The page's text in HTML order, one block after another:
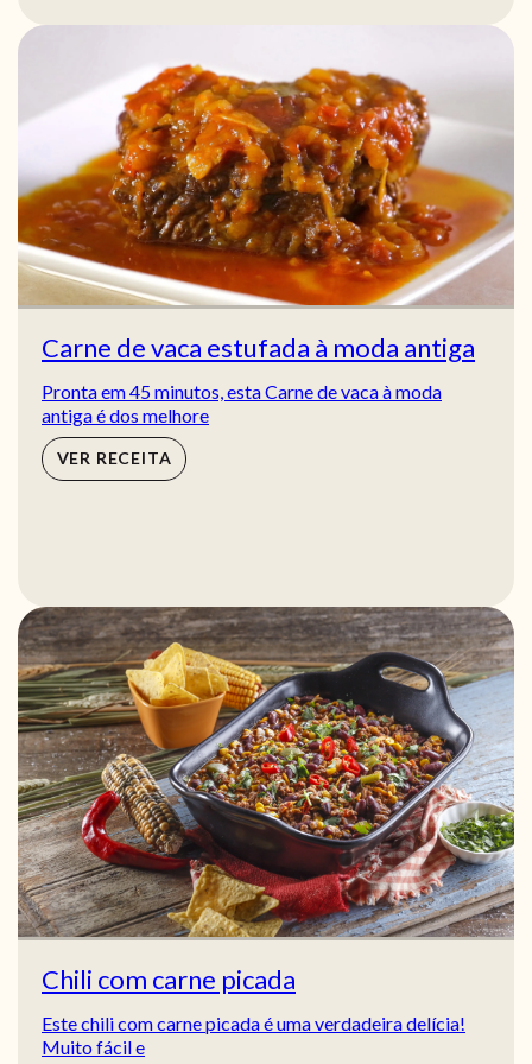
Carne de vaca estufada à moda antiga
Pronta em 45 minutos, esta Carne de vaca à moda
antiga é dos melhore
VER RECEITA
Chili com carne picada
Este chili com carne picada é uma verdadeira delícia!
Muito fácil e